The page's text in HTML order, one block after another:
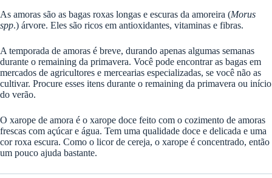
As amoras são as bagas roxas longas e escuras da amoreira (Morus
spp.) árvore. Eles são ricos em antioxidantes, vitaminas e fibras.
A temporada de amoras é breve, durando apenas algumas semanas
durante o remaining da primavera. Você pode encontrar as bagas em
mercados de agricultores e mercearias especializadas, se você não as
cultivar. Procure esses itens durante o remaining da primavera ou início
do verão.
O xarope de amora é o xarope doce feito com o cozimento de amoras
frescas com açúcar e água. Tem uma qualidade doce e delicada e uma
cor roxa escura. Como o licor de cereja, o xarope é concentrado, então
um pouco ajuda bastante.